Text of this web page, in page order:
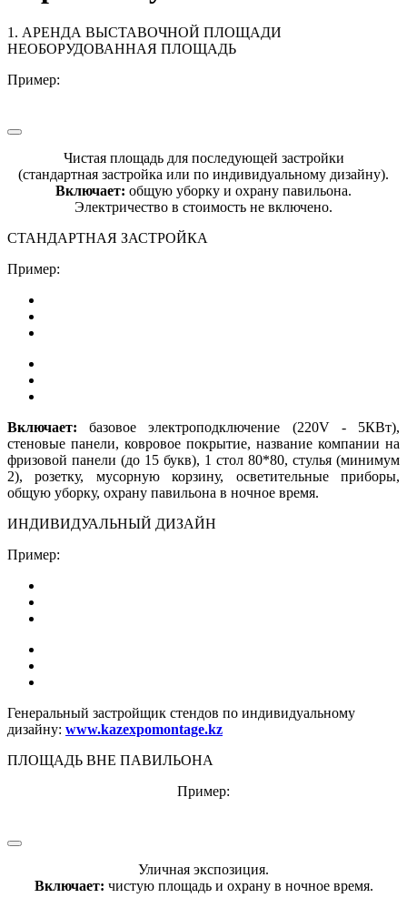
1. АРЕНДА ВЫСТАВОЧНОЙ ПЛОЩАДИ
НЕОБОРУДОВАННАЯ ПЛОЩАДЬ
Пример:
Чистая площадь для последующей застройки
(стандартная застройка или по индивидуальному дизайну).
Включает: общую уборку и охрану павильона.
Электричество в стоимость не включено.
СТАНДАРТНАЯ ЗАСТРОЙКА
Пример:
Включает: базовое электроподключение (220V - 5КВт),
стеновые панели, ковровое покрытие, название компании на
фризовой панели (до 15 букв), 1 стол 80*80, стулья (минимум
2), розетку, мусорную корзину, осветительные приборы,
общую уборку, охрану павильона в ночное время.
ИНДИВИДУАЛЬНЫЙ ДИЗАЙН
Пример:
Генеральный застройщик стендов по индивидуальному
дизайну: www.kazexpomontage.kz
ПЛОЩАДЬ ВНЕ ПАВИЛЬОНА
Пример:
Уличная экспозиция.
Включает: чистую площадь и охрану в ночное время.